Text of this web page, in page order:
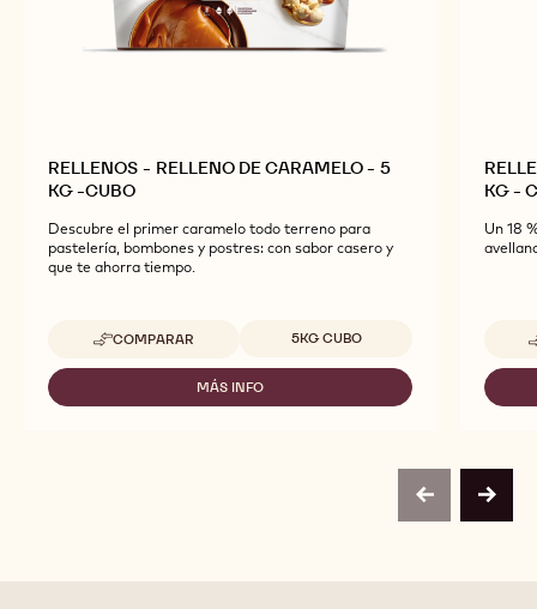
RELLENOS - RELLENO DE CARAMELO - 5
KG -CUBO
Descubre el primer caramelo todo terreno para
pastelería, bombones y postres: con sabor casero y
que te ahorra tiempo.
COMPARAR
-
RELLENOS
RELLENO
Tamaños disponibles
5KG CUBO
MÁS INFO
-
KG -
Un 18
previousnext